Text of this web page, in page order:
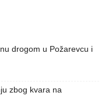
drogom u Požarevcu i
zbog kvara na